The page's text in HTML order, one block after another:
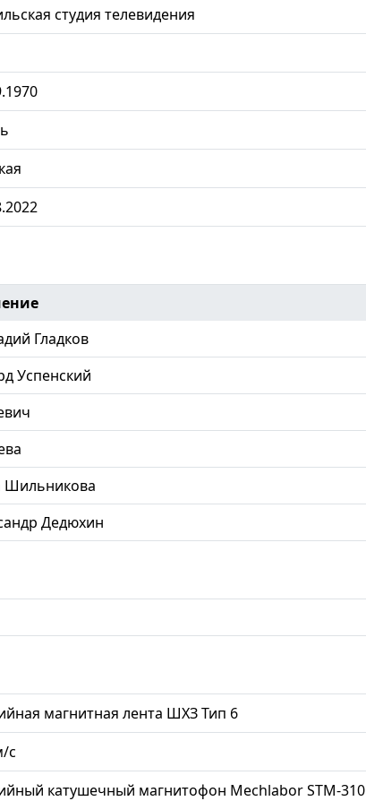
студия телевидения
Гладков
Успенский
Шильникова
Дедюхин
магнитная лента ШХЗ Тип 6
с
катушечный магнитофон Mechlabor STM-310